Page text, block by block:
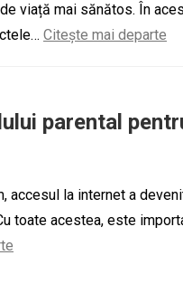
viață mai sănătos. În
Citește mai departe
parental
accesul la internet a
toate acestea, este